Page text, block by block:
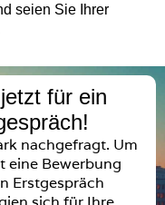
seien Sie Ihrer
für ein
nachgefragt. Um
eine Bewerbung
Erstgespräch